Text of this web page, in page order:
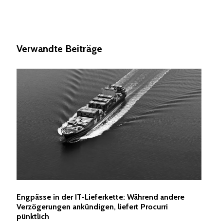
Verwandte Beiträge
Engpässe in der IT-Lieferkette: Während andere
Verzögerungen ankündigen, liefert Procurri
pünktlich